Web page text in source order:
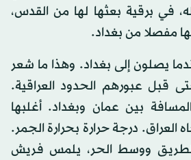
في برقية بعثها لها من القدس،
مفصلا من بغداد.
يصلون إلى بغداد. وهذا ما شعر
قبل عبورهم الحدود العراقية.
المسافة بين عمان وبغداد. أغلبها
العراق. درجة حرارة بحرارة الجمر.
ووسط الحر، يلمس فريش